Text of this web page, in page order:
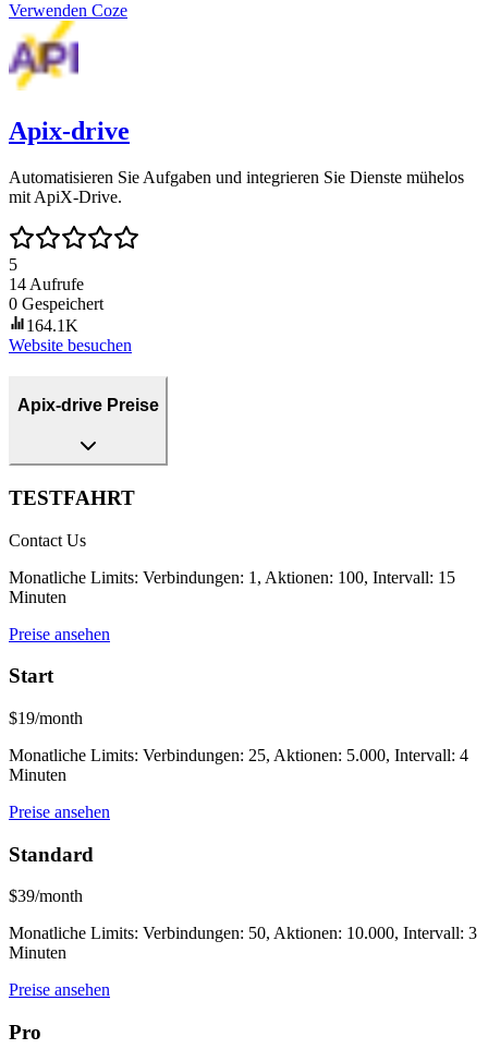
Verwenden Coze
Apix-drive
Automatisieren Sie Aufgaben und integrieren Sie Dienste mühelos
mit ApiX-Drive.
5
14 Aufrufe
0 Gespeichert
164.1K
Website besuchen
Apix-drive Preise
TESTFAHRT
Contact Us
Monatliche Limits: Verbindungen: 1, Aktionen: 100, Intervall: 15
Minuten
Preise ansehen
Start
$19/month
Monatliche Limits: Verbindungen: 25, Aktionen: 5.000, Intervall: 4
Minuten
Preise ansehen
Standard
$39/month
Monatliche Limits: Verbindungen: 50, Aktionen: 10.000, Intervall: 3
Minuten
Preise ansehen
Pro